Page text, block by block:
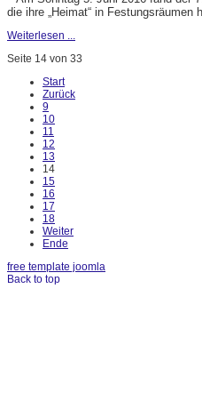
die ihre „Heimat“ in
Weiterlesen ...
Seite 14 von 33
Start
Zurück
9
10
11
12
13
14
15
16
17
18
Weiter
Ende
free template joomla
Back to top